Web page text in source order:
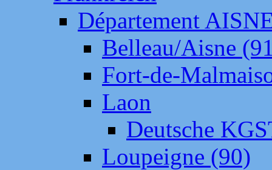
Département
Belleau/Aisne
Fort-de-
Laon
Deutsche
Loupeigne (90)